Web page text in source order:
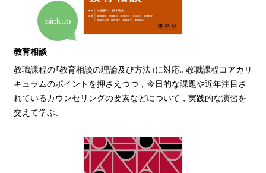
pickup
教育相談
教職課程の「教育相談の理論及び方法」に対応。教職課程コアカリ
キュラムのポイントを押さえつつ，今日的な課題や近年注目さ
れているカウンセリングの要素などについて，実践的な演習を
交えて学ぶ。